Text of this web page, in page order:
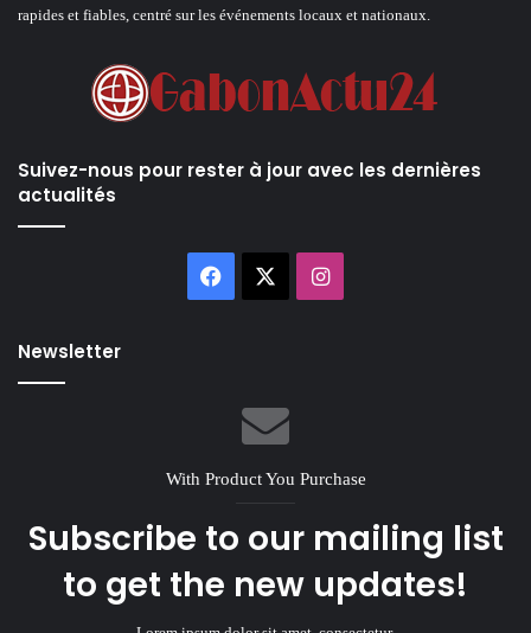
rapides et fiables, centré sur les événements locaux et nationaux.
Suivez-nous pour rester à jour avec les dernières
actualités
Facebook Instagram
Newsletter
With Product You Purchase
Subscribe to our mailing list
to get the new updates!